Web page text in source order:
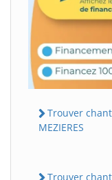
Trouver
MEZIERES
Trouver